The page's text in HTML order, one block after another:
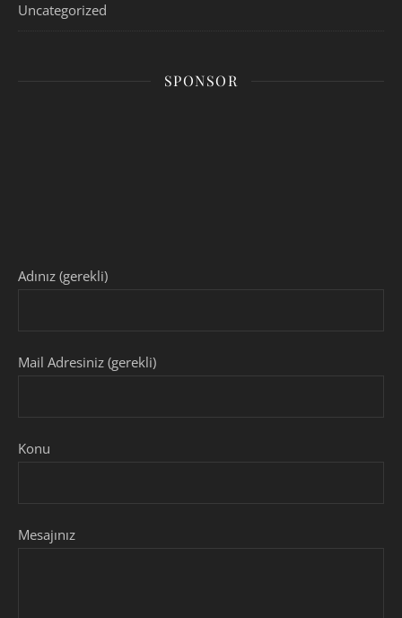
Uncategorized
SPONSOR
Adınız (gerekli)
Mail Adresiniz (gerekli)
Konu
Mesajınız